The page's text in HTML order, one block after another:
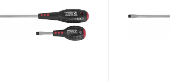
«ограниченной гарантии»,
эксплуатации всех типов
3.4 На следующие группы